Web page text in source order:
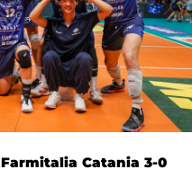
Farmitalia Catania 3-0